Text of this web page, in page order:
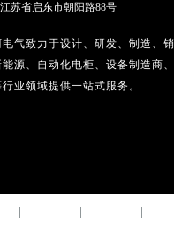
苏省启东市朝阳路88号
电气致力于设计、研发、制造、
能源、自动化电柜、设备制造商
业领域提供一站式服务。